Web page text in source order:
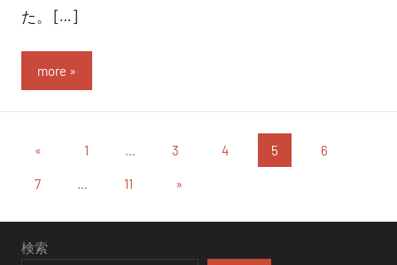
nitchom
た。 […]
more
投
稿
の
ペ
«
投
稿
1 … 3 4 5 6
7 … 11
次
»
検索